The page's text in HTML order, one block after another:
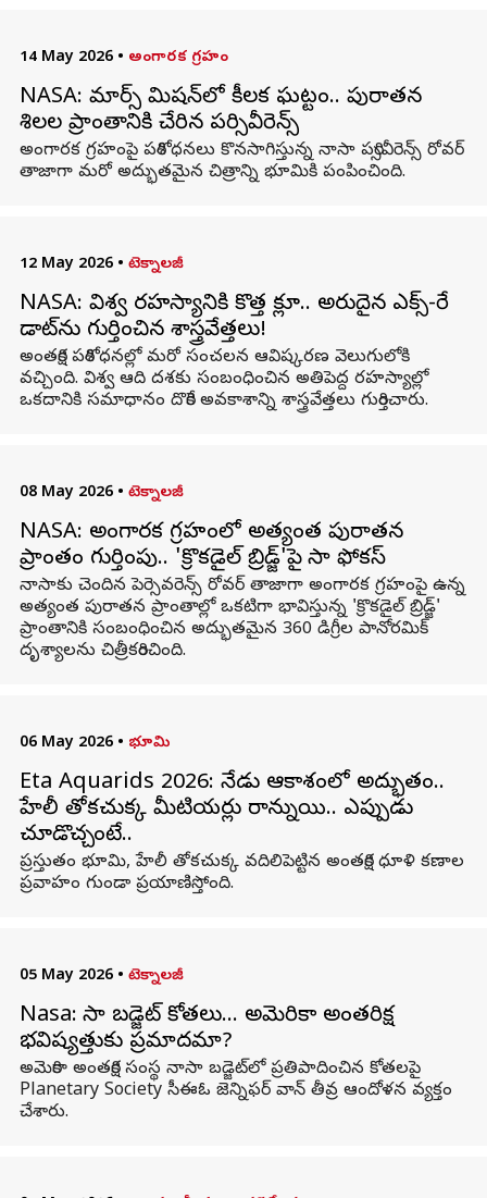
14 May 2026 • అంగారక గ్రహం
NASA: మార్స్ మిషన్‌లో కీలక ఘట్టం.. పురాతన
శిలల ప్రాంతానికి చేరిన పర్సివీరెన్స్
అంగారక గ్రహంపై పరిశోధనలు కొనసాగిస్తున్న నాసా పర్సివీరెన్స్ రోవర్
తాజాగా మరో అద్భుతమైన చిత్రాన్ని భూమికి పంపించింది.
12 May 2026 • టెక్నాలజీ
NASA: విశ్వ రహస్యానికి కొత్త క్లూ.. అరుదైన ఎక్స్-రే
డాట్‌ను గుర్తించిన శాస్త్రవేత్తలు!
అంతరిక్ష పరిశోధనల్లో మరో సంచలన ఆవిష్కరణ వెలుగులోకి
వచ్చింది. విశ్వ ఆది దశకు సంబంధించిన అతిపెద్ద రహస్యాల్లో
ఒకదానికి సమాధానం దొరికే అవకాశాన్ని శాస్త్రవేత్తలు గుర్తించారు.
08 May 2026 • టెక్నాలజీ
NASA: అంగారక గ్రహంలో అత్యంత పురాతన
ప్రాంతం గుర్తింపు.. 'క్రొకడైల్ బ్రిడ్జ్'పై నాసా ఫోకస్
నాసాకు చెందిన పెర్సెవరెన్స్ రోవర్ తాజాగా అంగారక గ్రహంపై ఉన్న
అత్యంత పురాతన ప్రాంతాల్లో ఒకటిగా భావిస్తున్న 'క్రొకడైల్ బ్రిడ్జ్'
ప్రాంతానికి సంబంధించిన అద్భుతమైన 360 డిగ్రీల పానోరమిక్
దృశ్యాలను చిత్రీకరించింది.
06 May 2026 • భూమి
Eta Aquarids 2026: నేడు ఆకాశంలో అద్భుతం..
హేలీ తోకచుక్క మీటియర్లు రానున్నాయి.. ఎప్పుడు
చూడొచ్చంటే..
ప్రస్తుతం భూమి, హేలీ తోకచుక్క వదిలిపెట్టిన అంతరిక్ష ధూళి కణాల
ప్రవాహం గుండా ప్రయాణిస్తోంది.
05 May 2026 • టెక్నాలజీ
Nasa: నాసా బడ్జెట్ కోతలు… అమెరికా అంతరిక్ష
భవిష్యత్తుకు ప్రమాదమా?
అమెరికా అంతరిక్ష సంస్థ నాసా బడ్జెట్‌లో ప్రతిపాదించిన కోతలపై
Planetary Society సీఈఓ జెన్నిఫర్ వాన్ తీవ్ర ఆందోళన వ్యక్తం
చేశారు.